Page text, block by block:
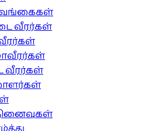
வீரர்கள்
வீரர்கள்